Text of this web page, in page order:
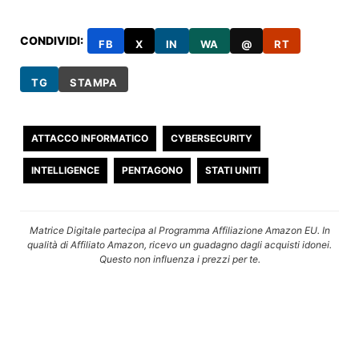
CONDIVIDI: FB X IN WA @ RT
TG STAMPA
ATTACCO INFORMATICO CYBERSECURITY
INTELLIGENCE PENTAGONO STATI UNITI
Matrice Digitale partecipa al Programma Affiliazione Amazon EU. In
qualità di Affiliato Amazon, ricevo un guadagno dagli acquisti idonei.
Questo non influenza i prezzi per te.